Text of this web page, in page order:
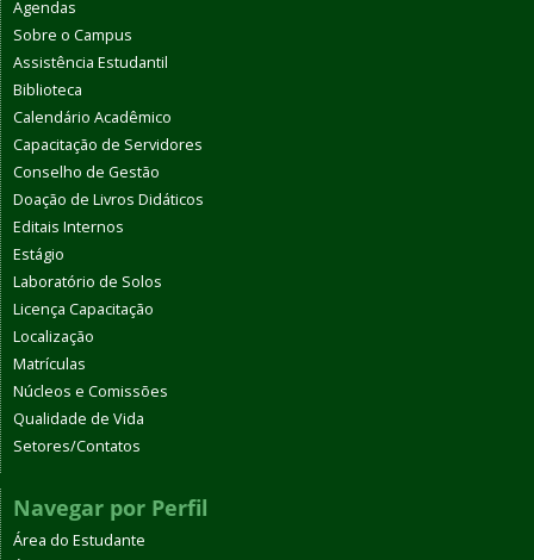
Agendas
Sobre o Campus
Assistência Estudantil
Biblioteca
Calendário Acadêmico
Capacitação de Servidores
Conselho de Gestão
Doação de Livros Didáticos
Editais Internos
Estágio
Laboratório de Solos
Licença Capacitação
Localização
Matrículas
Núcleos e Comissões
Qualidade de Vida
Setores/Contatos
Navegar por Perfil
Área do Estudante